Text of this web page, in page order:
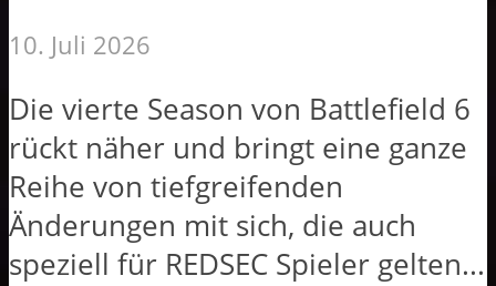
10. Juli 2026
Die vierte Season von Battlefield 6
rückt näher und bringt eine ganze
Reihe von tiefgreifenden
Änderungen mit sich, die auch
speziell für REDSEC Spieler gelten...